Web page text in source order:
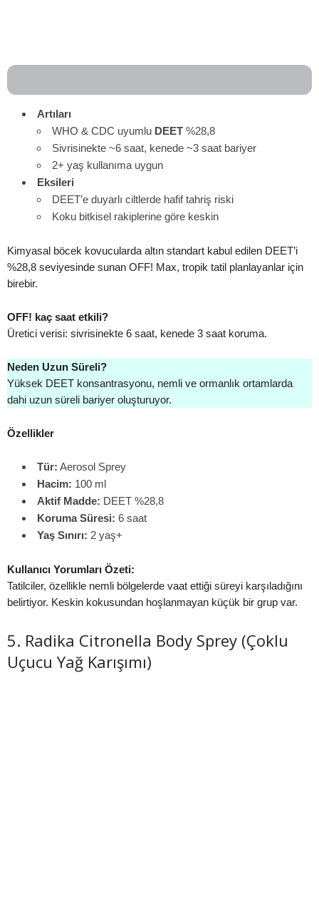
Artıları
WHO & CDC uyumlu DEET %28,8
Sivrisinekte ~6 saat, kenede ~3 saat bariyer
2+ yaş kullanıma uygun
Eksileri
DEET’e duyarlı ciltlerde hafif tahriş riski
Koku bitkisel rakiplerine göre keskin
Kimyasal böcek kovucularda altın standart kabul edilen DEET’i
%28,8 seviyesinde sunan OFF! Max, tropik tatil planlayanlar için
birebir.
OFF! kaç saat etkili?
Üretici verisi: sivrisinekte 6 saat, kenede 3 saat koruma.
Neden Uzun Süreli?
Yüksek DEET konsantrasyonu, nemli ve ormanlık ortamlarda
dahi uzun süreli bariyer oluşturuyor.
Özellikler
Tür: Aerosol Sprey
Hacim: 100 ml
Aktif Madde: DEET %28,8
Koruma Süresi: 6 saat
Yaş Sınırı: 2 yaş+
Kullanıcı Yorumları Özeti:
Tatilciler, özellikle nemli bölgelerde vaat ettiği süreyi karşıladığını
belirtiyor. Keskin kokusundan hoşlanmayan küçük bir grup var.
5. Radika Citronella Body Sprey (Çoklu
Uçucu Yağ Karışımı)